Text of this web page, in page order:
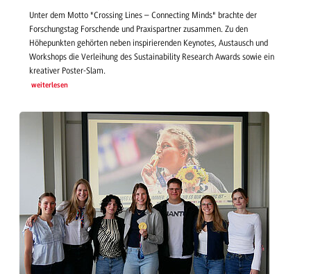
Unter dem Motto "Crossing Lines – Connecting Minds" brachte der
Forschungstag Forschende und Praxispartner zusammen. Zu den
Höhepunkten gehörten neben inspirierenden Keynotes, Austausch und
Workshops die Verleihung des Sustainability Research Awards sowie ein
kreativer Poster-Slam.
weiterlesen